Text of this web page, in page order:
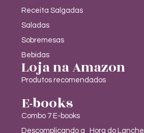
Receita Salgadas
Saladas
Sobremesas
Bebidas
Loja na Amazon
Produtos recomendados
E-books
Combo 7 E-books
Descomplicando a Hora do Lanche